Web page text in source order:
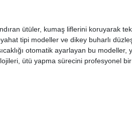
ütüler, kumaş liflerini koruyarak
tipi modeller ve dikey buharlı
otomatik ayarlayan bu
ütü yapma sürecini profesyonel